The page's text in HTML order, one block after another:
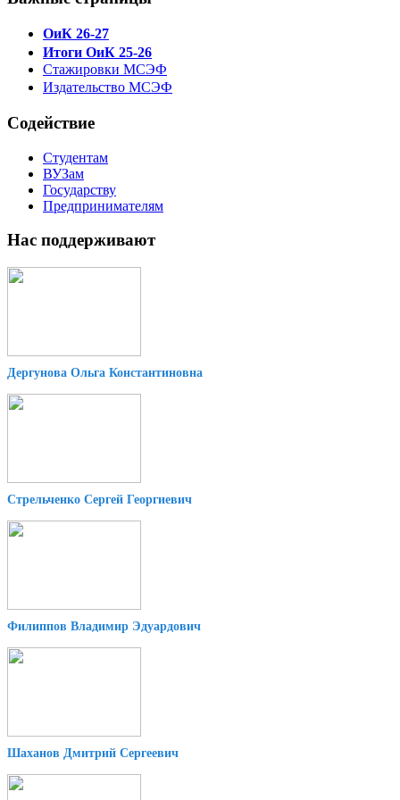
ОиК 26-27
Итоги ОиК 25-26
Стажировки МСЭФ
Издательство МСЭФ
Содействие
Студентам
ВУЗам
Государству
Предпринимателям
Нас поддерживают
Дергунова Ольга Константиновна
Стрельченко Сергей Георгиевич
Филиппов Владимир Эдуардович
Шаханов Дмитрий Сергеевич